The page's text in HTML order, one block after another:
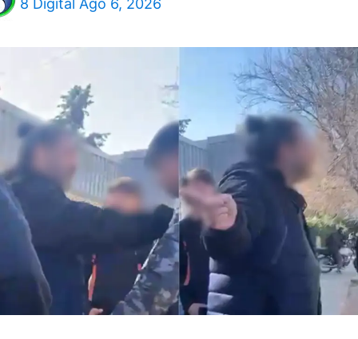
8 Digital Ago 6, 2026